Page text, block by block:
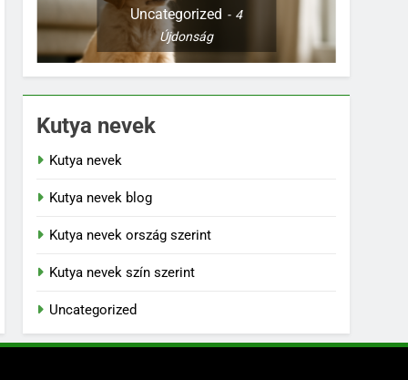
Uncategorized
4
Újdonság
Kutya nevek
Kutya nevek
Kutya nevek blog
Kutya nevek ország szerint
Kutya nevek szín szerint
Uncategorized